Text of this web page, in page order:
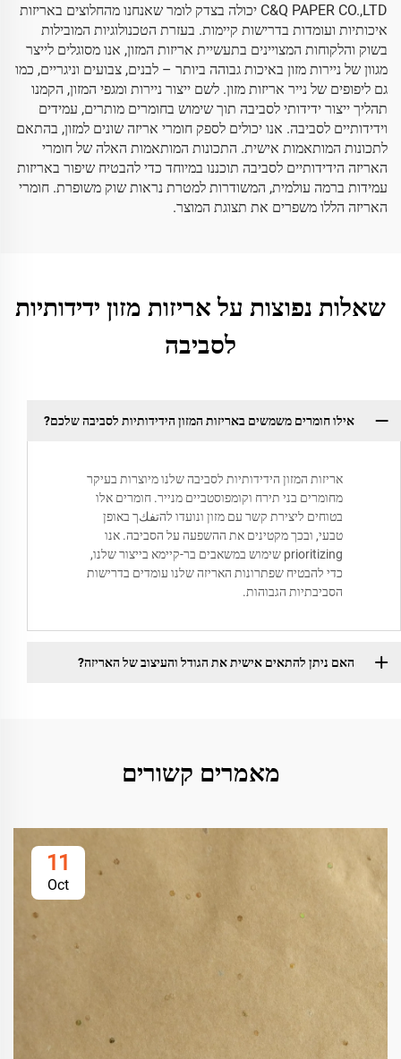
C&Q PAPER CO.,LTD יכולה בצדק לומר שאנחנו מהחלוצים באריזות
איכותיות ועומדות בדרישות קיימות. בעזרת הטכנולוגיות המובילות
בשוק והלקוחות המצויינים בתעשיית אריזות המזון, אנו מסוגלים לייצר
מגוון של ניירות מזון באיכות גבוהה ביותר – לבנים, צבועים וניגריים, כמו
גם ליפופים של נייר אריזות מזון. לשם ייצור ניירות ומגפי המזון, הקמנו
תהליך ייצור ידידותי לסביבה תוך שימוש בחומרים מותרים, עמידים
וידידותיים לסביבה. אנו יכולים לספק חומרי אריזה שונים למזון, בהתאם
לתכונות המותאמות אישית. התכונות המותאמות האלה של חומרי
האריזה הידידותיים לסביבה תוכננו במיוחד כדי להבטיח שיפור באריזות
עמידות ברמה עולמית, המשודרות למטרת נראות שוק משופרת. חומרי
האריזה הללו משפרים את תצוגת המוצר.
שאלות נפוצות על אריזות מזון ידידותיות
לסביבה
אילו חומרים משמשים באריזות המזון הידידותיות לסביבה שלכם?
אריזות המזון הידידותיות לסביבה שלנו מיוצרות בעיקר
מחומרים בני תירח וקומפוסטביים מנייר. חומרים אלו
בטוחים ליצירת קשר עם מזון ונועדו להتفكך באופן
טבעי, ובכך מקטינים את ההשפעה על הסביבה. אנו
prioritizing שימוש במשאבים בר-קיימא בייצור שלנו,
כדי להבטיח שפתרונות האריזה שלנו עומדים בדרישות
הסביבתיות הגבוהות.
האם ניתן להתאים אישית את הגודל והעיצוב של האריזה?
מאמרים קשורים
11
Oct